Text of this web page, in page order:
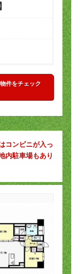
件をチェック
コンビニが入っ
内駐車場もあり